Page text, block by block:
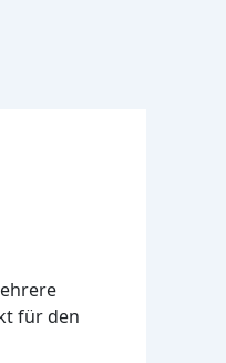
für den